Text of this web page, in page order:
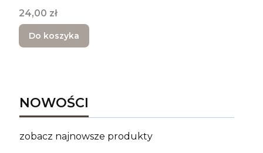
Cena
24,00 zł
Do koszyka
NOWOŚCI
zobacz najnowsze produkty